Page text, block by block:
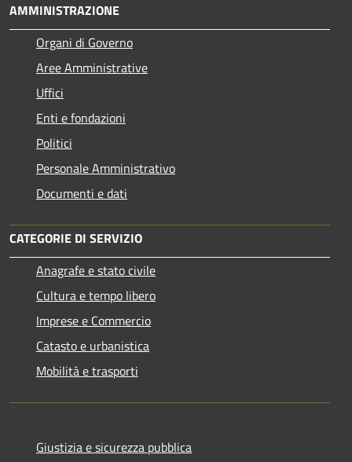
AMMINISTRAZIONE
Organi di Governo
Aree Amministrative
Uffici
Enti e fondazioni
Politici
Personale Amministrativo
Documenti e dati
CATEGORIE DI SERVIZIO
Anagrafe e stato civile
Cultura e tempo libero
Imprese e Commercio
Catasto e urbanistica
Mobilità e trasporti
Giustizia e sicurezza pubblica